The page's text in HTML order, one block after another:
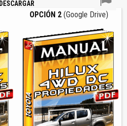
DESCARGAR
OPCIÓN 2 (Google Drive)